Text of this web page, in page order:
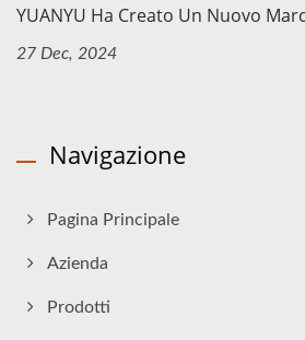
YUANYU Ha Creato Un Nuovo
27 Dec, 2024
Navigazione
Pagina Principale
Azienda
Prodotti